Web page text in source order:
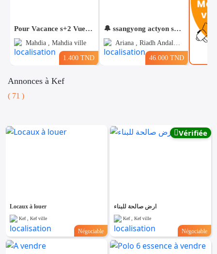
Voitures
Pour Vacance s+2 Vue Mer en plein Zone Touristique Mahdia
Mahdia , Mahdia ville
1.400 TND
🔔 ssangyong actyon sports 4wd
Ariana , Riadh Andalous
46.000 TND
Annonces à Kef
( 71 )
Locaux à louer
Kef , Kef ville
Négociable
Vérifiée
ارض صالحة للبناء
Kef , Kef ville
Négociable